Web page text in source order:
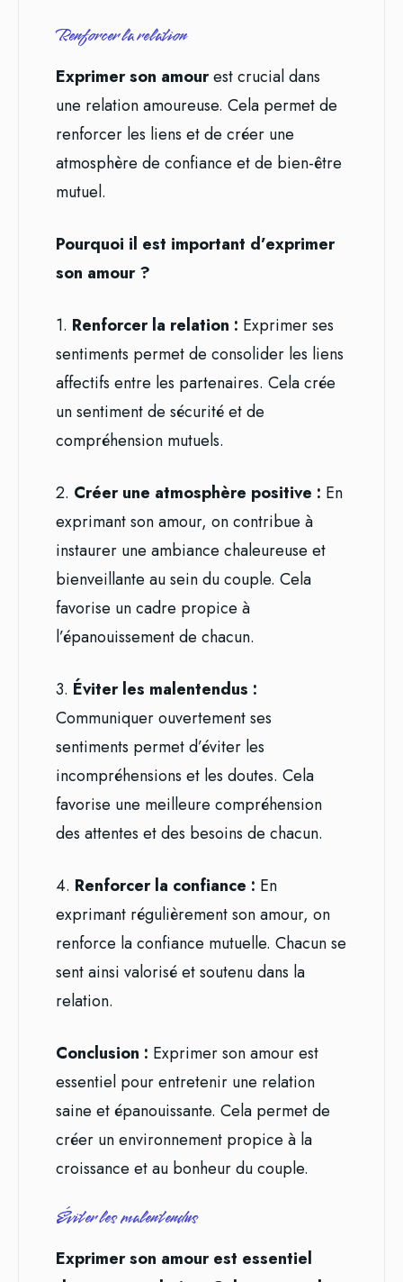
Renforcer la relation
Exprimer son amourest crucial dans
une relation amoureuse. Cela permet de
renforcer les liens et de créer une
atmosphère de confiance et de bien-être
mutuel.
Pourquoi il est important d’exprimer
son amour ?
1. Renforcer la relation : Exprimer ses
sentiments permet de consolider les liens
affectifs entre les partenaires. Cela crée
un sentiment de sécurité et de
compréhension mutuels.
2. Créer une atmosphère positive : En
exprimant son amour, on contribue à
instaurer une ambiance chaleureuse et
bienveillante au sein du couple. Cela
favorise un cadre propice à
l’épanouissement de chacun.
3. Éviter les malentendus :
Communiquer ouvertement ses
sentiments permet d’éviter les
incompréhensions et les doutes. Cela
favorise une meilleure compréhension
des attentes et des besoins de chacun.
4. Renforcer la confiance : En
exprimant régulièrement son amour, on
renforce la confiance mutuelle. Chacun se
sent ainsi valorisé et soutenu dans la
relation.
Conclusion : Exprimer son amour est
essentiel pour entretenir une relation
saine et épanouissante. Cela permet de
créer un environnement propice à la
croissance et au bonheur du couple.
Éviter les malentendus
Exprimer son amour est essentiel